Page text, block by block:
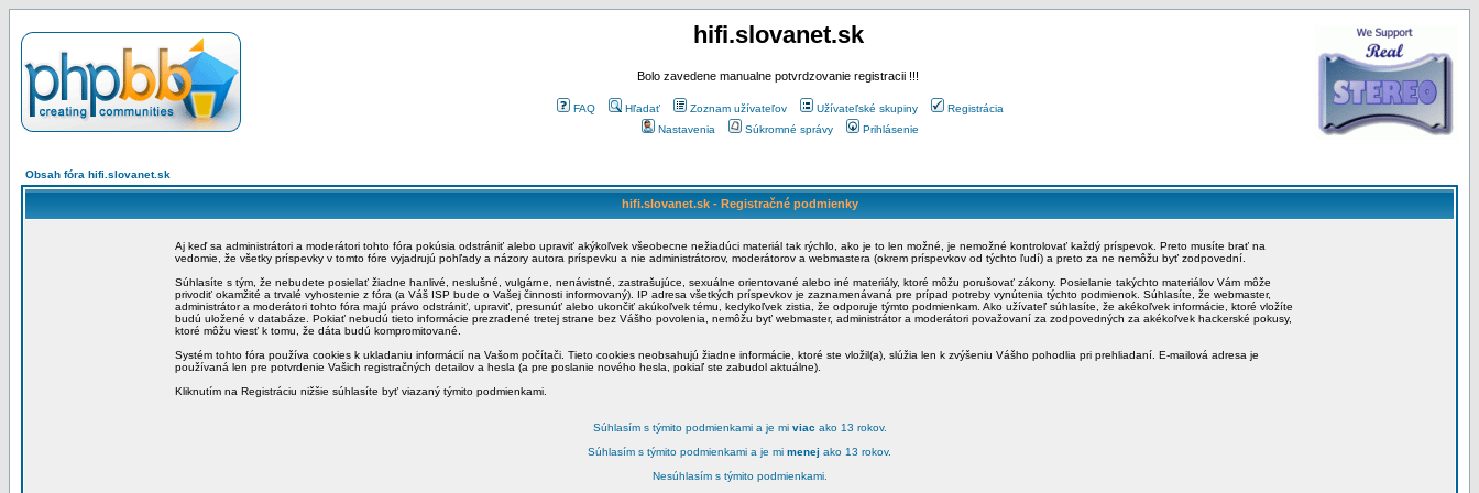
hifi.slovanet.sk
Bolo zavedene manualne potvrdzovanie registracii !!!
FAQ Hľadať Zoznam užívateľov Užívateľské skupiny
Registrácia
Nastavenia
Súkromné správy Prihlásenie
Obsah fóra hifi.slovanet.sk
hifi.slovanet.sk - Registračné podmienky
Aj keď sa administrátori a moderátori tohto fóra pokúsia odstrániť alebo upraviť akýkoľvek všeobecne nežiadúci materiál tak rýchlo, ako je to len možné, je nemožné kontrolovať každý príspevok. Preto musíte brať na
vedomie, že všetky príspevky v tomto fóre vyjadrujú pohľady a názory autora príspevku a nie administrátorov, moderátorov a webmastera (okrem príspevkov od týchto ľudí) a preto za ne nemôžu byť zodpovední.
Súhlasíte s tým, že nebudete posielať žiadne hanlivé, neslušné, vulgárne, nenávistné, zastrašujúce, sexuálne orientované alebo iné materiály, ktoré môžu porušovať zákony. Posielanie takýchto materiálov Vám môže
privodiť okamžité a trvalé vyhostenie z fóra (a Váš ISP bude o Vašej činnosti informovaný). IP adresa všetkých príspevkov je zaznamenávaná pre prípad potreby vynútenia týchto podmienok. Súhlasíte, že webmaster,
administrátor a moderátori tohto fóra majú právo odstrániť, upraviť, presunúť alebo ukončiť akúkoľvek tému, kedykoľvek zistia, že odporuje týmto podmienkam. Ako užívateľ súhlasíte, že akékoľvek informácie, ktoré vložíte
budú uložené v databáze. Pokiať nebudú tieto informácie prezradené tretej strane bez Vášho povolenia, nemôžu byť webmaster, administrátor a moderátori považovaní za zodpovedných za akékoľvek hackerské pokusy,
ktoré môžu viesť k tomu, že dáta budú kompromitované.
Systém tohto fóra používa cookies k ukladaniu informácií na Vašom počítači. Tieto cookies neobsahujú žiadne informácie, ktoré ste vložil(a), slúžia len k zvýšeniu Vášho pohodlia pri prehliadaní. E-mailová adresa je
používaná len pre potvrdenie Vašich registračných detailov a hesla (a pre poslanie nového hesla, pokiaľ ste zabudol aktuálne).
Kliknutím na Registráciu nižšie súhlasíte byť viazaný týmito podmienkami.
Súhlasím s týmito podmienkami a je mi viac ako 13 rokov.
Súhlasím s týmito podmienkami a je mi menej ako 13 rokov.
Nesúhlasím s týmito podmienkami.